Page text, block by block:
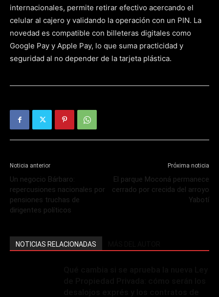
internacionales, permite retirar efectivo acercando el
celular al cajero y validando la operación con un PIN. La
novedad es compatible con billeteras digitales como
Google Pay y Apple Pay, lo que suma practicidad y
seguridad al no depender de la tarjeta plástica.
Noticia anterior
Un negocio Bárbaro:
repercusiones nacionales por
pensiones truchas de
dirigentes políticos
Próxima noticia
El parque Moconá permanece
cerrado por crecida del arroyo
Yabotí
NOTICIAS RELACIONADAS